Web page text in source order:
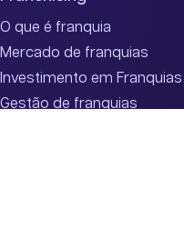
O que é franquia
Mercado de franquias
Investimento em Franquias
Gestão de franquias